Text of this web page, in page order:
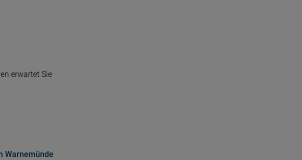
erwartet Sie
Warnemünde